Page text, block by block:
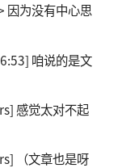
因为没有中心思
咱说的是文
感觉太对不起
（文章也是呀